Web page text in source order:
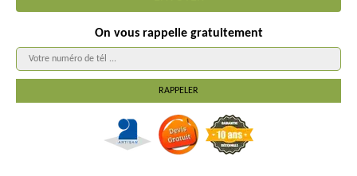
On vous rappelle gratuitement